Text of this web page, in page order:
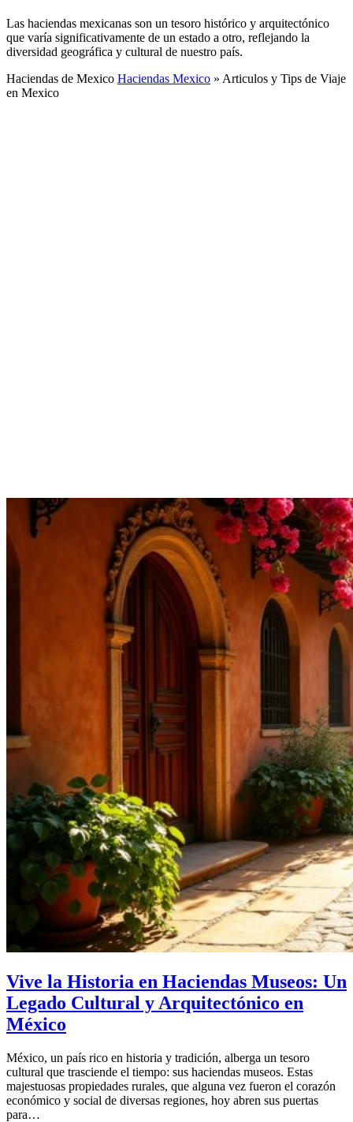
Las haciendas mexicanas son un tesoro histórico y arquitectónico
que varía significativamente de un estado a otro, reflejando la
diversidad geográfica y cultural de nuestro país.
Haciendas de Mexico Haciendas Mexico » Articulos y Tips de Viaje
en Mexico
Vive la Historia en Haciendas Museos: Un
Legado Cultural y Arquitectónico en
México
México, un país rico en historia y tradición, alberga un tesoro
cultural que trasciende el tiempo: sus haciendas museos. Estas
majestuosas propiedades rurales, que alguna vez fueron el corazón
económico y social de diversas regiones, hoy abren sus puertas
para…